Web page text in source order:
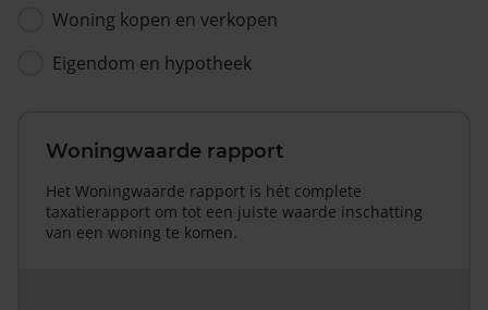
Woning kopen en verkopen
Eigendom en hypotheek
Woningwaarde rapport
Het Woningwaarde rapport is hét complete
taxatierapport om tot een juiste waarde inschatting
van een woning te komen.